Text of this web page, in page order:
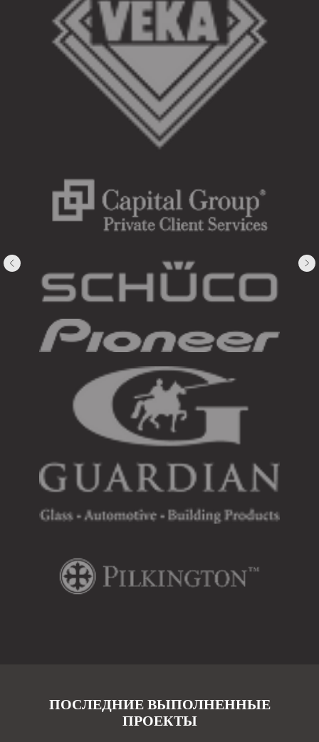
ПОСЛЕДНИЕ ВЫПОЛНЕННЫЕ
ПРОЕКТЫ